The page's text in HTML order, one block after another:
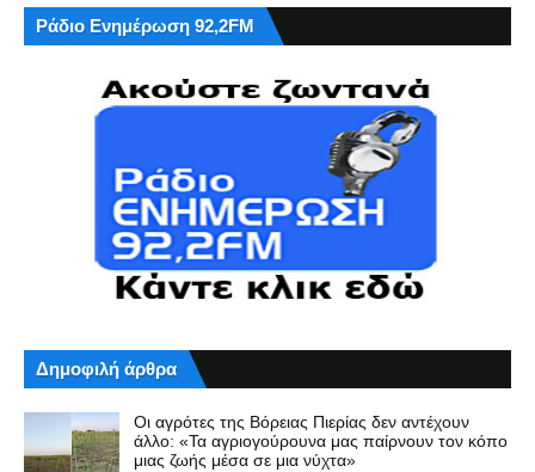
Ράδιο Ενημέρωση 92,2FM
Δημοφιλή άρθρα
Οι αγρότες της Βόρειας Πιερίας δεν αντέχουν
άλλο: «Τα αγριογούρουνα μας παίρνουν τον κόπο
μιας ζωής μέσα σε μια νύχτα»